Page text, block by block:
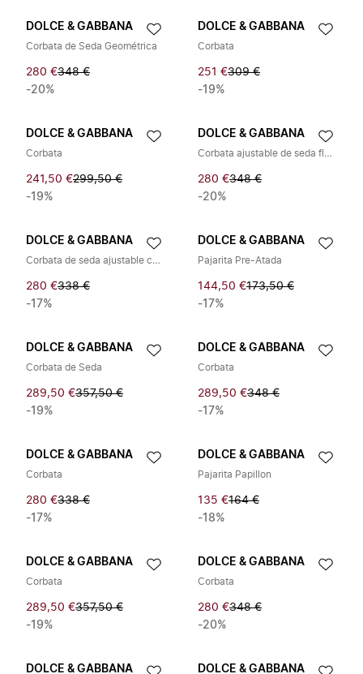
DOLCE & GABBANA
Corbata de Seda Geométrica
280 €348 €
-20%
DOLCE & GABBANA
Corbata
251 €309 €
-19%
DOLCE & GABBANA
Corbata
241,50 €299,50 €
-19%
DOLCE & GABBANA
Corbata ajustable de seda floral
280 €348 €
-20%
DOLCE & GABBANA
Corbata de seda ajustable con estampado Paisley
280 €338 €
-17%
DOLCE & GABBANA
Pajarita Pre-Atada
144,50 €173,50 €
-17%
DOLCE & GABBANA
Corbata de Seda
289,50 €357,50 €
-19%
DOLCE & GABBANA
Corbata
289,50 €348 €
-17%
DOLCE & GABBANA
Corbata
280 €338 €
-17%
DOLCE & GABBANA
Pajarita Papillon
135 €164 €
-18%
DOLCE & GABBANA
Corbata
289,50 €357,50 €
-19%
DOLCE & GABBANA
Corbata
280 €348 €
-20%
DOLCE & GABBANA DOLCE & GABBANA